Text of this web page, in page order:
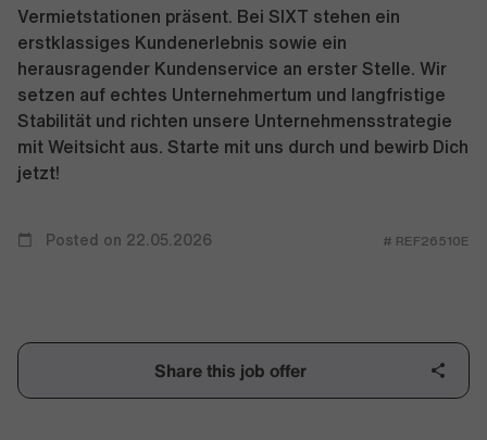
Vermietstationen präsent. Bei SIXT stehen ein
erstklassiges Kundenerlebnis sowie ein
herausragender Kundenservice an erster Stelle. Wir
setzen auf echtes Unternehmertum und langfristige
Stabilität und richten unsere Unternehmensstrategie
mit Weitsicht aus. Starte mit uns durch und bewirb Dich
jetzt!
Posted on 22.05.2026 # REF26510E
Share this job offer